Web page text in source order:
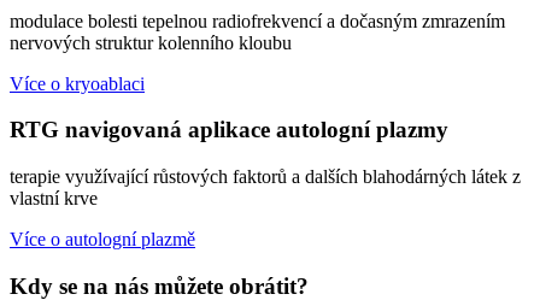
modulace bolesti tepelnou radiofrekvencí a dočasným zmrazením
nervových struktur kolenního kloubu
Více o kryoablaci
RTG navigovaná aplikace autologní plazmy
terapie využívající růstových faktorů a dalších blahodárných látek z
vlastní krve
Více o autologní plazmě
Kdy se na nás můžete obrátit?